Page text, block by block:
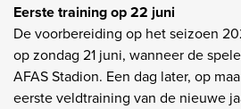
Eerste training op 22 juni
De voorbereiding op het seizoen
op zondag 21 juni, wanneer de
AFAS Stadion. Een dag later, op
eerste veldtraining van de nieuwe